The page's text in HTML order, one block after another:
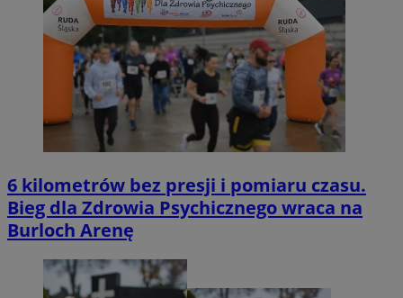
6 kilometrów bez presji i pomiaru czasu.
Bieg dla Zdrowia Psychicznego wraca na
Burloch Arenę